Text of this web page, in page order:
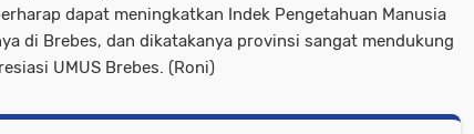
dapat meningkatkan Indek Pengetahuan Manusia
di Brebes, dan dikatakanya provinsi sangat mendukung
UMUS Brebes. (Roni)